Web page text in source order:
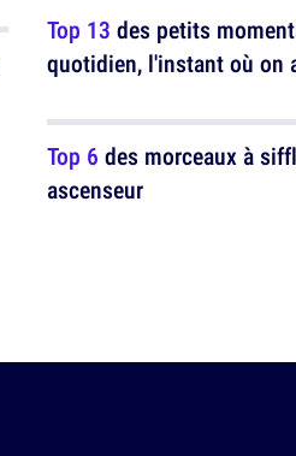
Top 13 des petits
quotidien, l'instant où on
Top 6 des morceaux à
ascenseur